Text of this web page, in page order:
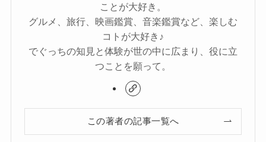
ことが大好き。
グルメ、旅行、映画鑑賞、音楽鑑賞など、楽しむ
コトが大好き♪
でぐっちの知見と体験が世の中に広まり、役に立
つことを願って。
この著者の記事一覧へ